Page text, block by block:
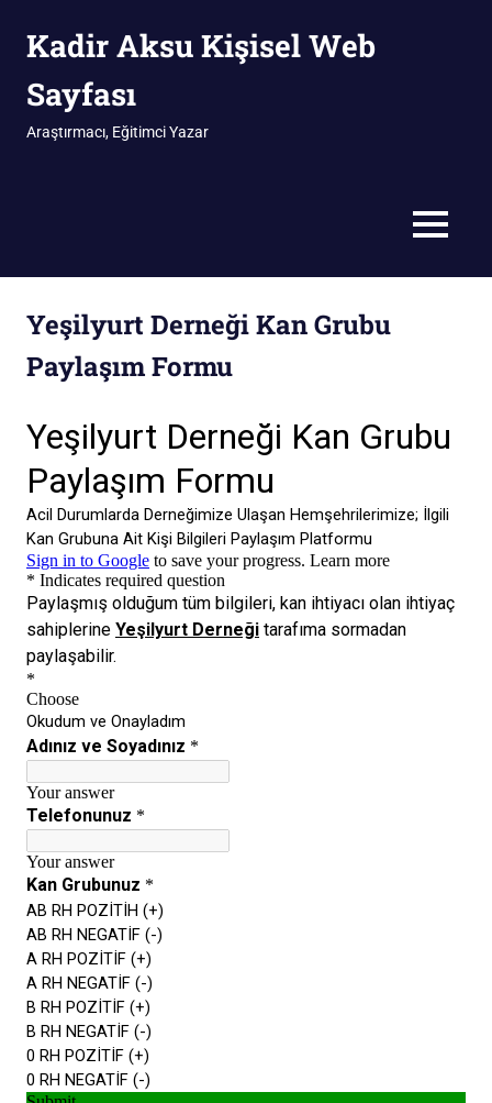
Kadir Aksu Kişisel Web
Sayfası
Araştırmacı, Eğitimci Yazar
MENÜ
Yeşilyurt Derneği Kan Grubu
Paylaşım Formu